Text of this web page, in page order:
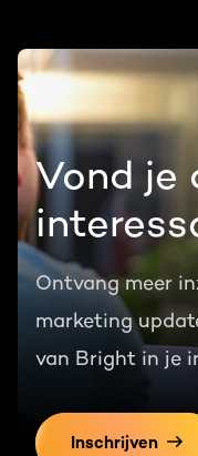
Vond je
Ontvang meer
marketing
van Bright in je
Inschrijven